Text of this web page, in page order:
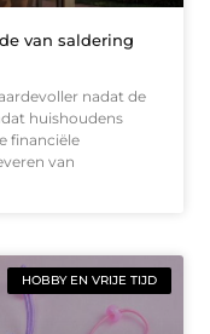
van saldering
nadat de
huishoudens
financiële
van
HOBBY EN VRIJE TIJD